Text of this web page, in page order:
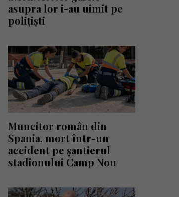
asupra lor i-au uimit pe
polițiști
Muncitor român din
Spania, mort într-un
accident pe șantierul
stadionului Camp Nou